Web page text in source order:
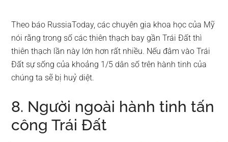
Theo báo RussiaToday, các chuyên gia khoa học của Mỹ
nói rằng trong số các thiên thạch bay gần Trái Đất thì
thiên thạch lần này lớn hơn rất nhiều. Nếu đâm vào Trái
Đất sự sống của khoảng 1/5 dân số trên hành tinh của
chúng ta sẽ bị huỷ diệt.
8. Người ngoài hành tinh tấn
công Trái Đất